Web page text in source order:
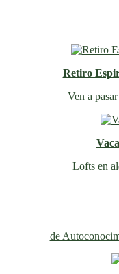
Retiro
Ven a
Lofts en
de